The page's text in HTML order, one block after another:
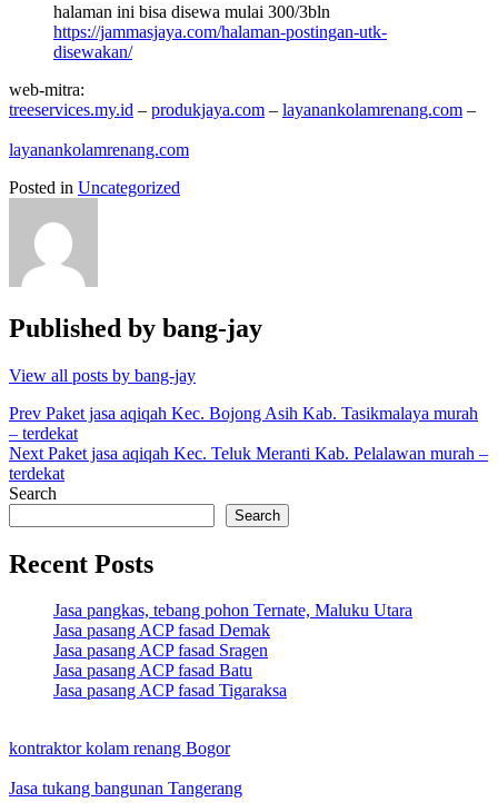
halaman ini bisa disewa mulai 300/3bln
https://jammasjaya.com/halaman-postingan-utk-
disewakan/
web-mitra:
treeservices.my.id – produkjaya.com – layanankolamrenang.com –
layanankolamrenang.com
Posted in Uncategorized
Published by bang-jay
View all posts by bang-jay
Post
navigation
Prev Paket jasa aqiqah Kec. Bojong Asih Kab. Tasikmalaya murah
– terdekat
Next Paket jasa aqiqah Kec. Teluk Meranti Kab. Pelalawan murah –
terdekat
Search
Search
Recent Posts
Jasa pangkas, tebang pohon Ternate, Maluku Utara
Jasa pasang ACP fasad Demak
Jasa pasang ACP fasad Sragen
Jasa pasang ACP fasad Batu
Jasa pasang ACP fasad Tigaraksa
kontraktor kolam renang Bogor
Jasa tukang bangunan Tangerang